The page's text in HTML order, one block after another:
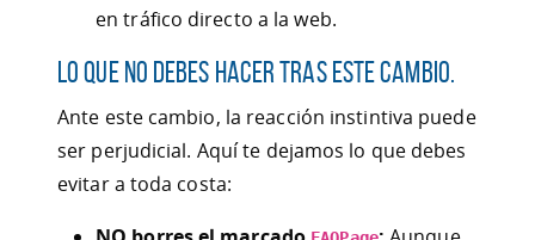
en tráfico directo a la web.
Lo que NO debes hacer tras este cambio.
Ante este cambio, la reacción instintiva puede
ser perjudicial. Aquí te dejamos lo que debes
evitar a toda costa: